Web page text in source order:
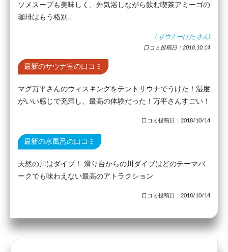
ソメスープも美味しく、外気浴しながら飲む喫茶アミーゴの
珈琲はもう格別…
( サウナーけた さん)
口コミ投稿日：2018.10.14
最新のサウナ室の口コミ
マグ万平さんのウィスキングをテントサウナでうけた！湿度
がいい感じで充満し、最高の体験だった！万平さんすごい！
口コミ投稿日：2018/10/14
最新の水風呂の口コミ
天然の川はダイブ！ 滑り台からの川ダイブはどのテーマパ
ークでも味わえない最高のアトラクション
口コミ投稿日：2018/10/14